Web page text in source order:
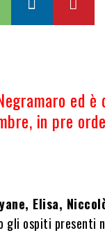
ed è
in pre
Elisa,
gli ospiti presenti